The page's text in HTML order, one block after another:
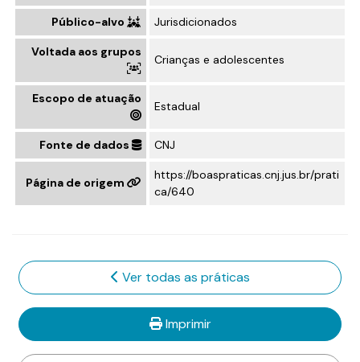
Público-alvo Jurisdicionados
Voltada aos grupos
Crianças e adolescentes
Escopo de atuação
Estadual
Fonte de dados CNJ
Página de origem
https://boaspraticas.cnj.jus.br/prati
ca/640
Ver todas as práticas
Imprimir